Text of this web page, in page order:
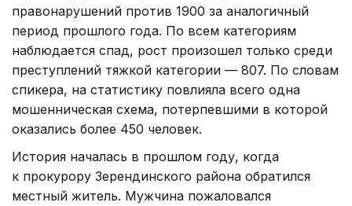
правонарушений против 1900 за аналогичный
период прошлого года. По всем категориям
наблюдается спад, рост произошел только среди
преступлений тяжкой категории — 807. По словам
спикера, на статистику повлияла всего одна
мошенническая схема, потерпевшими в которой
оказались более 450 человек.
История началась в прошлом году, когда
к прокурору Зерендинского района обратился
местный житель. Мужчина пожаловался